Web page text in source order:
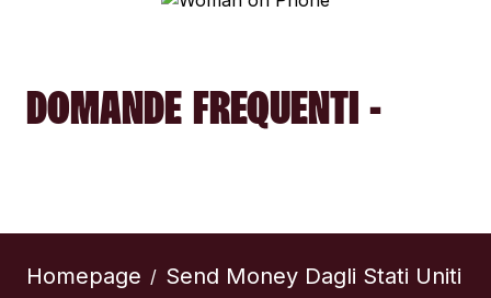
DOMANDE FREQUENTI -
Homepage / Send Money Dagli Stati Uniti